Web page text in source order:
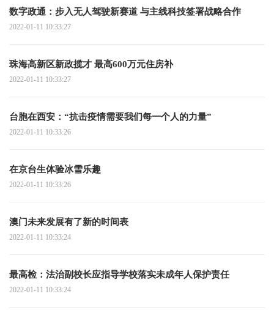
数字政通：步入无人驾驶新赛道 与主线科技签署战略合作
2022-01-11 10:33:27
珠海高新区新政揽才 最高600万元住房补
2022-01-11 10:33:27
台胞在西安：“抗击疫情需要我们每一个人的力量”
2022-01-11 10:33:26
在京台生体验冰雪乐趣
2022-01-11 10:33:26
澳门未来发展有了新的时间表
2022-01-11 10:33:24
最高检：法治副校长应指导学校落实未成年人保护责任
2022-01-11 10:33:24